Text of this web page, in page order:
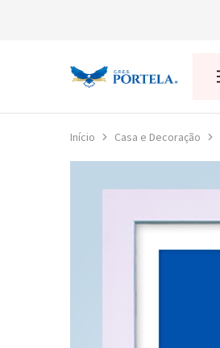
Loja
Início Casa e Decoração